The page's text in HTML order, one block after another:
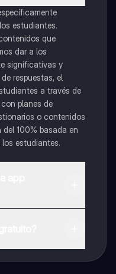
estudiantes.
que
dar a los
significativas y
respuestas, el
a través de
planes de
o contenidos
100% basada en
estudiantes.